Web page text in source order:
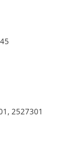
2527301